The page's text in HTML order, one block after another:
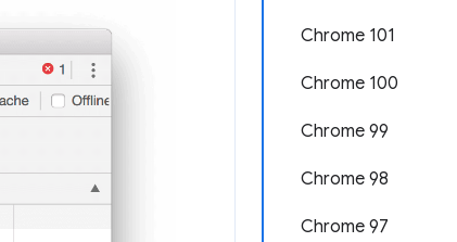
Chrome 101
Chrome 100
Chrome 99
Chrome 98
Chrome 97